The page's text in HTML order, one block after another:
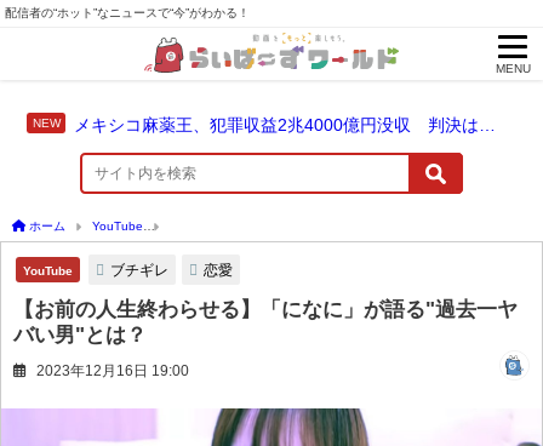
配信者の“ホット”なニュースで“今”がわかる！
MENU
ホーム YouTube
YouTube ブチギレ 恋愛
【お前の人生終わらせる】「になに」が語る"過去一ヤ
バい男"とは？
2023年12月16日 19:00